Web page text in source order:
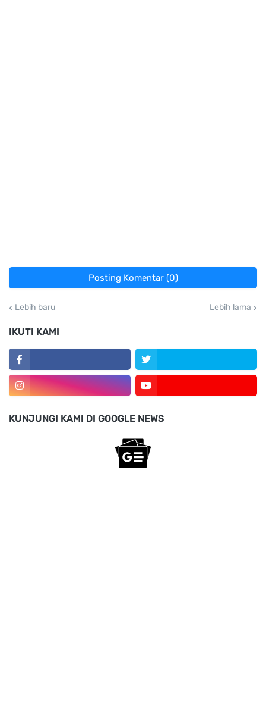
Posting Komentar (0)
Lebih baru Lebih lama
IKUTI KAMI
KUNJUNGI KAMI DI GOOGLE NEWS